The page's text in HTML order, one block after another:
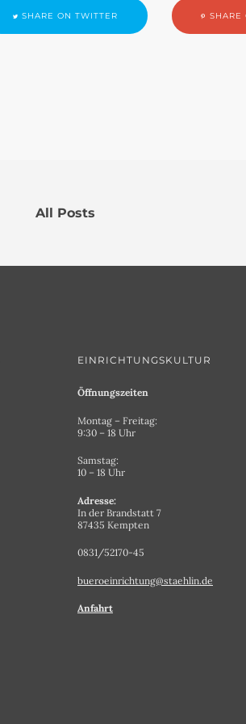
SHARE ON TWITTER SHARE
All Posts
EINRICHTUNGSKULTUR
Öffnungszeiten
Montag – Freitag:
9:30 – 18 Uhr
Samstag:
10 – 18 Uhr
Adresse:
In der Brandstatt 7
87435 Kempten
0831/52170-45
bueroeinrichtung@staehlin.de
Anfahrt